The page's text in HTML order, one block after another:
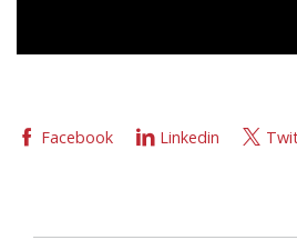
Facebook Linkedin